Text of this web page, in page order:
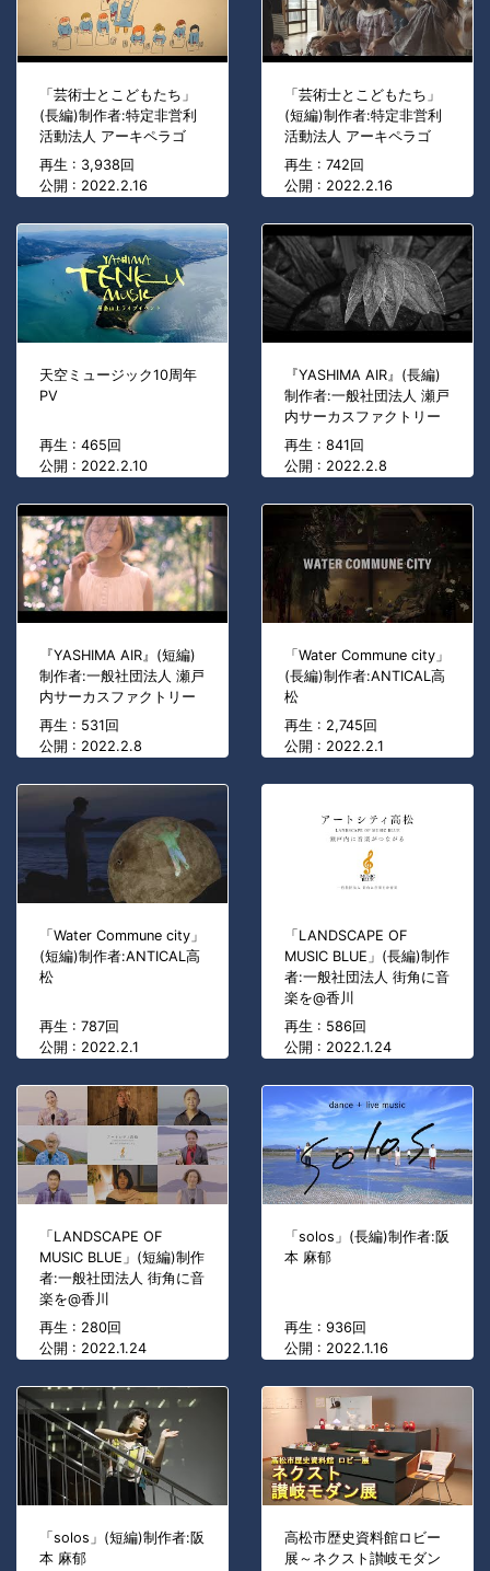
「芸術士とこどもたち」
(長編)制作者:特定非営利
活動法人 アーキペラゴ
再生 : 3,938回
公開 : 2022.2.16
「芸術士とこどもたち」
(短編)制作者:特定非営利
活動法人 アーキペラゴ
再生 : 742回
公開 : 2022.2.16
天空ミュージック10周年
PV
再生 : 465回
公開 : 2022.2.10
『YASHIMA AIR』(長編)
制作者:一般社団法人 瀬戸
内サーカスファクトリー
再生 : 841回
公開 : 2022.2.8
『YASHIMA AIR』(短編)
制作者:一般社団法人 瀬戸
内サーカスファクトリー
再生 : 531回
公開 : 2022.2.8
「Water Commune city」
(長編)制作者:ANTICAL高
松
再生 : 2,745回
公開 : 2022.2.1
「Water Commune city」
(短編)制作者:ANTICAL高
松
再生 : 787回
公開 : 2022.2.1
「LANDSCAPE OF
MUSIC BLUE」(長編)制作
者:一般社団法人 街角に音
楽を@香川
再生 : 586回
公開 : 2022.1.24
「LANDSCAPE OF
MUSIC BLUE」(短編)制作
者:一般社団法人 街角に音
楽を@香川
再生 : 280回
公開 : 2022.1.24
「solos」(長編)制作者:阪
本 麻郁
再生 : 936回
公開 : 2022.1.16
「solos」(短編)制作者:阪
本 麻郁
高松市歴史資料館ロビー
展～ネクスト讃岐モダン